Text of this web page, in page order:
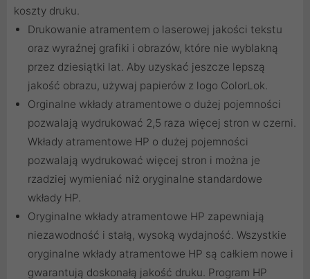
koszty druku.
Drukowanie atramentem o laserowej jakości tekstu
oraz wyraźnej grafiki i obrazów, które nie wyblakną
przez dziesiątki lat. Aby uzyskać jeszcze lepszą
jakość obrazu, używaj papierów z logo ColorLok.
Orginalne wkłady atramentowe o dużej pojemności
pozwalają wydrukować 2,5 raza więcej stron w czerni.
Wkłady atramentowe HP o dużej pojemności
pozwalają wydrukować więcej stron i można je
rzadziej wymieniać niż oryginalne standardowe
wkłady HP.
Oryginalne wkłady atramentowe HP zapewniają
niezawodność i stałą, wysoką wydajność. Wszystkie
oryginalne wkłady atramentowe HP są całkiem nowe i
gwarantują doskonałą jakość druku. Program HP